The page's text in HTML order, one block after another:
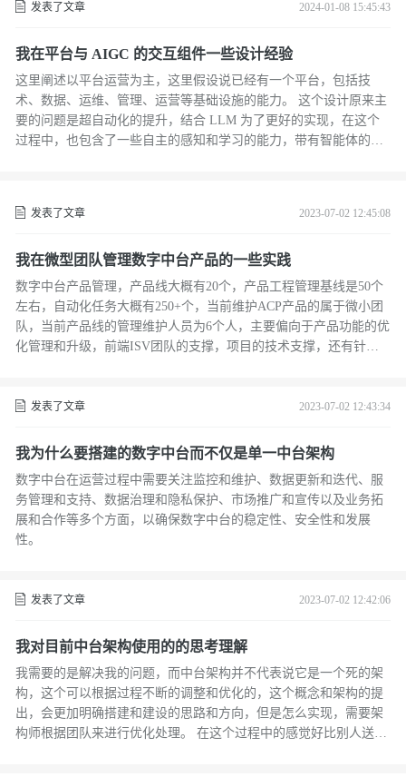
发表了文章 2024-01-08 15:45:43
我在平台与 AIGC 的交互组件一些设计经验
这里阐述以平台运营为主，这里假设说已经有一个平台，包括技
术、数据、运维、管理、运营等基础设施的能力。 这个设计原来主
要的问题是超自动化的提升，结合 LLM 为了更好的实现，在这个
过程中，也包含了一些自主的感知和学习的能力，带有智能体的一
达到较稳定的层面。
发表了文章 2023-07-02 12:45:08
我在微型团队管理数字中台产品的一些实践
数字中台产品管理，产品线大概有20个，产品工程管理基线是50个
左右，自动化任务大概有250+个，当前维护ACP产品的属于微小团
队，当前产品线的管理维护人员为6个人，主要偏向于产品功能的优
化管理和升级，前端ISV团队的支撑，项目的技术支撑，还有针对
发表了文章 2023-07-02 12:43:34
我为什么要搭建的数字中台而不仅是单一中台架构
数字中台在运营过程中需要关注监控和维护、数据更新和迭代、服
务管理和支持、数据治理和隐私保护、市场推广和宣传以及业务拓
展和合作等多个方面，以确保数字中台的稳定性、安全性和发展
性。
发表了文章 2023-07-02 12:42:06
我对目前中台架构使用的的思考理解
我需要的是解决我的问题，而中台架构并不代表说它是一个死的架
构，这个可以根据过程不断的调整和优化的，这个概念和架构的提
出，会更加明确搭建和建设的思路和方向，但是怎么实现，需要架
构师根据团队来进行优化处理。 在这个过程中的感觉好比别人送给